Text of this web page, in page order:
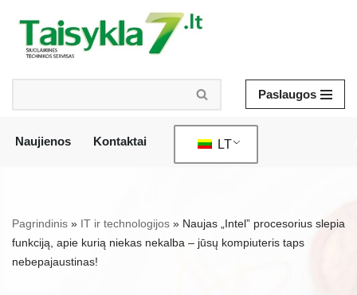
Pereiti
prie
turinio
Paslaugos
Naujienos Kontaktai LT
Pagrindinis » IT ir technologijos » Naujas „Intel” procesorius slepia
funkciją, apie kurią niekas nekalba – jūsų kompiuteris taps
nebepajaustinas!